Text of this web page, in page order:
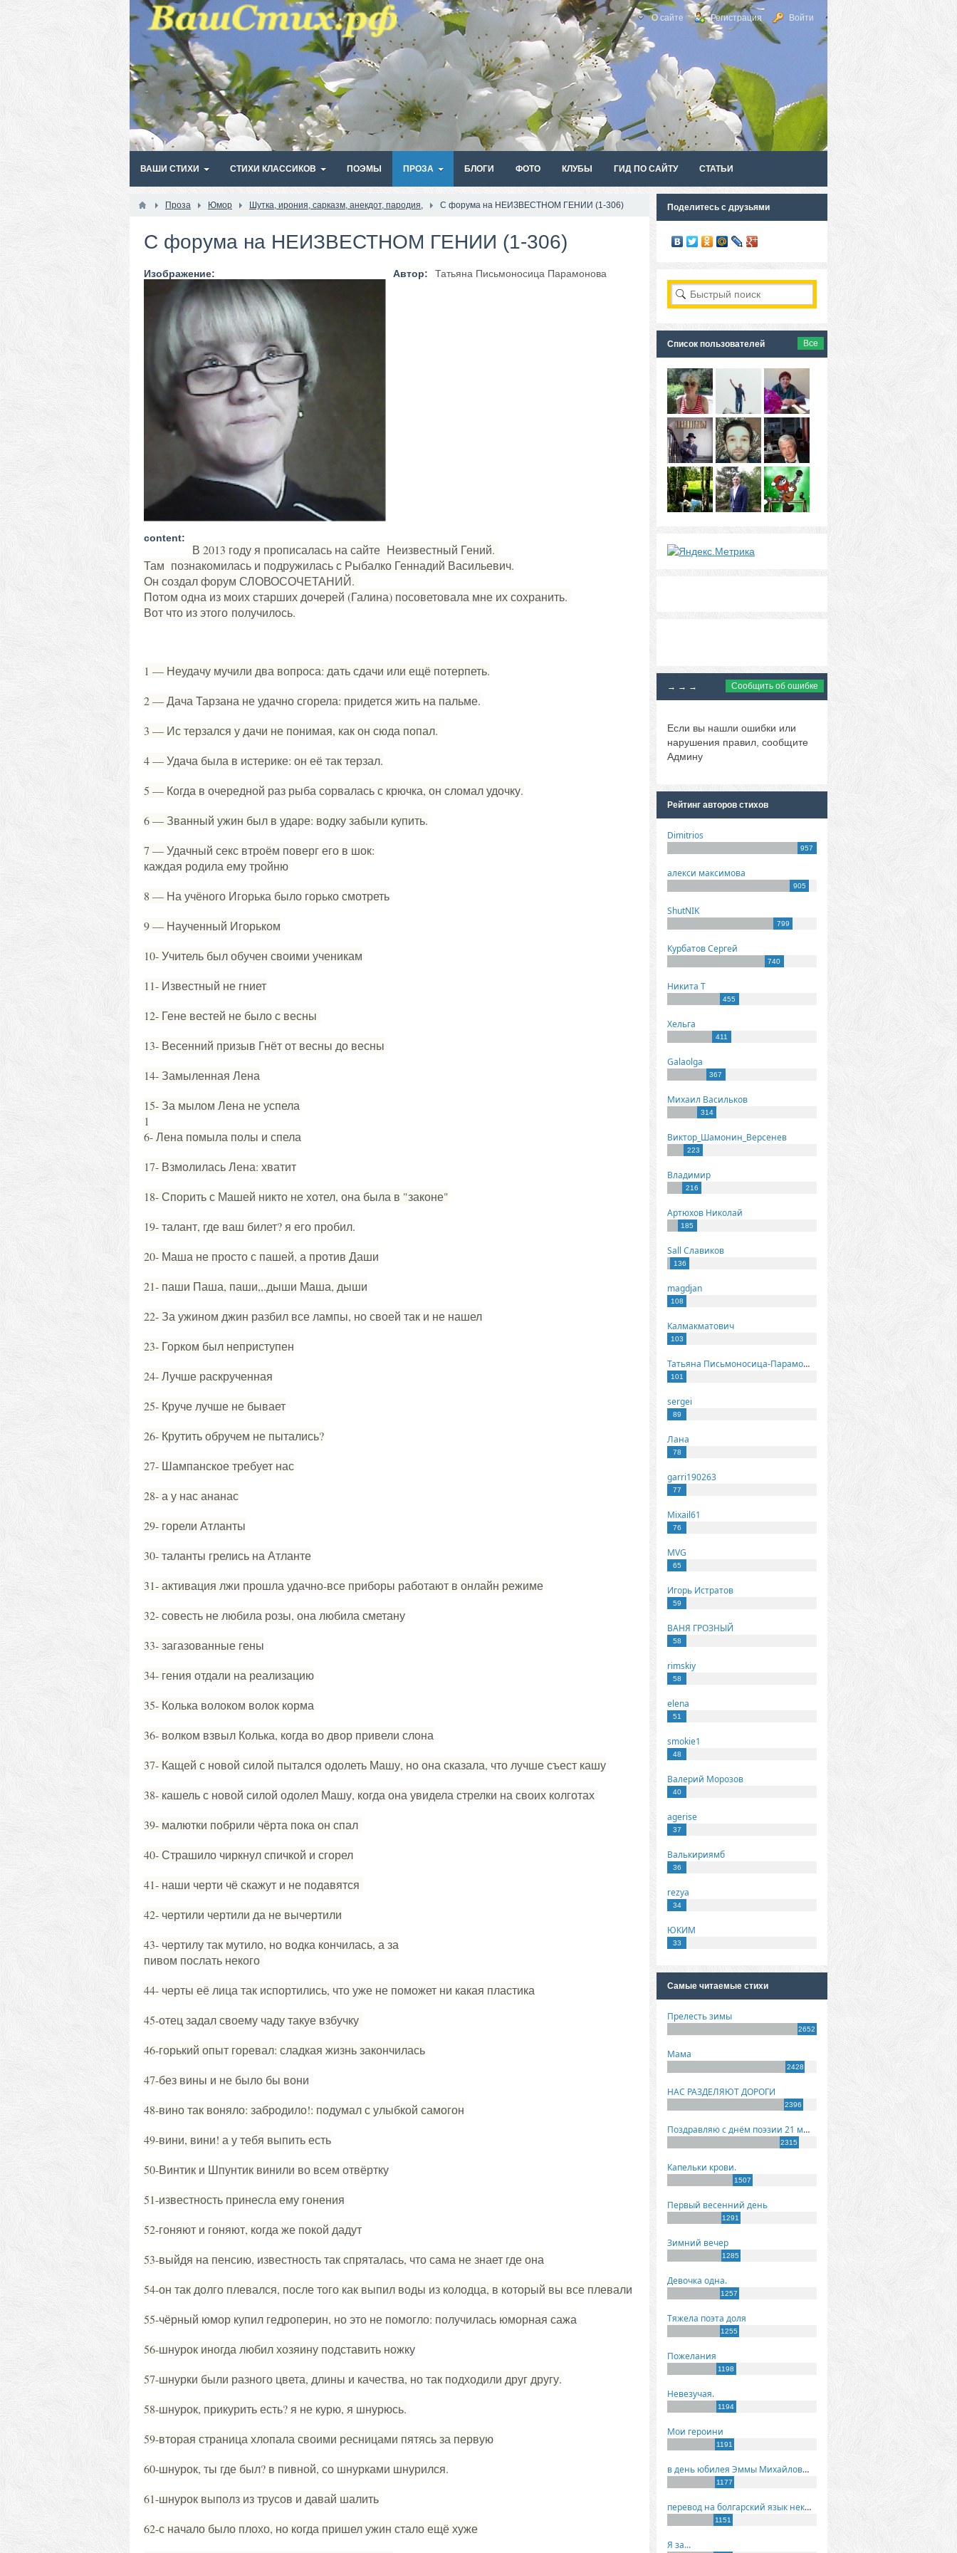
О сайте Регистрация Войти
ВАШИ СТИХИ СТИХИ КЛАССИКОВ ПОЭМЫ ПРОЗА БЛОГИ ФОТО КЛУБЫ ГИД ПО САЙТУ СТАТЬИ
Проза Юмор Шутка, ирония, сарказм, анекдот, пародия, С форума на НЕИЗВЕСТНОМ ГЕНИИ (1-306)
С форума на НЕИЗВЕСТНОМ ГЕНИИ (1-306)
Изображение: Автор: Татьяна Письмоносица Парамонова
content:
В 2013 году я прописалась на сайте Неизвестный Гений.
Там познакомилась и подружилась с Рыбалко Геннадий Васильевич.
Он создал форум СЛОВОСОЧЕТАНИЙ.
Потом одна из моих старших дочерей (Галина) посоветовала мне их сохранить.
Вот что из этого получилось.
1 — Неудачу мучили два вопроса: дать сдачи или ещё потерпеть.
2 — Дача Тарзана не удачно сгорела: придется жить на пальме.
3 — Ис терзался у дачи не понимая, как он сюда попал.
4 — Удача была в истерике: он её так терзал.
5 — Когда в очередной раз рыба сорвалась с крючка, он сломал удочку.
6 — Званный ужин был в ударе: водку забыли купить.
7 — Удачный секс втроём поверг его в шок:
каждая родила ему тройню
8 — На учёного Игорька было горько смотреть
9 — Наученный Игорьком
10- Учитель был обучен своими ученикам
11- Известный не гниет
12- Гене вестей не было с весны
13- Весенний призыв Гнёт от весны до весны
14- Замыленная Лена
15- За мылом Лена не успела
1
6- Лена помыла полы и спела
17- Взмолилась Лена: хватит
18- Спорить с Машей никто не хотел, она была в "законе"
19- талант, где ваш билет? я его пробил.
20- Маша не просто с пашей, а против Даши
21- паши Паша, паши,,.дыши Маша, дыши
22- За ужином джин разбил все лампы, но своей так и не нашел
23- Горком был неприступен
24- Лучше раскрученная
25- Круче лучше не бывает
26- Крутить обручем не пытались?
27- Шампанское требует нас
28- а у нас ананас
29- горели Атланты
30- таланты грелись на Атланте
31- активация лжи прошла удачно-все приборы работают в онлайн режиме
32- совесть не любила розы, она любила сметану
33- загазованные гены
34- гения отдали на реализацию
35- Колька волоком волок корма
36- волком взвыл Колька, когда во двор привели слона
37- Кащей с новой силой пытался одолеть Машу, но она сказала, что лучше съест кашу
38- кашель с новой силой одолел Машу, когда она увидела стрелки на своих колготах
39- малютки побрили чёрта пока он спал
40- Страшило чиркнул спичкой и сгорел
41- наши черти чё скажут и не подавятся
42- чертили чертили да не вычертили
43- чертилу так мутило, но водка кончилась, а за
пивом послать некого
44- черты её лица так испортились, что уже не поможет ни какая пластика
45-отец задал своему чаду такуе взбучку
46-горький опыт горевал: сладкая жизнь закончилась
47-без вины и не было бы вони
48-вино так воняло: забродило!: подумал с улыбкой самогон
49-вини, вини! а у тебя выпить есть
50-Винтик и Шпунтик винили во всем отвёртку
51-известность принесла ему гонения
52-гоняют и гоняют, когда же покой дадут
53-выйдя на пенсию, известность так спряталась, что сама не знает где она
54-он так долго плевался, после того как выпил воды из колодца, в который вы все плевали
55-чёрный юмор купил гедроперин, но это не помогло: получилась юморная сажа
56-шнурок иногда любил хозяину подставить ножку
57-шнурки были разного цвета, длины и качества, но так подходили друг другу.
58-шнурок, прикурить есть? я не курю, я шнурюсь.
59-вторая страница хлопала своими ресницами пятясь за первую
60-шнурок, ты где был? в пивной, со шнурками шнурился.
61-шнурок выполз из трусов и давай шалить
62-с начало было плохо, но когда пришел ужин стало ещё хуже
Поделитесь с друзьями
Список пользователей Все
→ → → Сообщить об ошибке
Если вы нашли ошибки или
нарушения правил, сообщите
Админу
Рейтинг авторов стихов
Dimitrios
957
алекси максимова
905
ShutNIK
799
Курбатов Сергей
740
Никита Т
455
Хельга
411
Galaolga
367
Михаил Васильков
314
Виктор_Шамонин_Версенев
223
Владимир
216
Артюхов Николай
185
Sall Славиков
136
magdjan
108
Калмакматович
103
Татьяна Письмоносица-Парамонова
101
sergei
89
Лана
78
garri190263
77
Mixail61
76
MVG
65
Игорь Истратов
59
ВАНЯ ГРОЗНЫЙ
58
rimskiy
58
elena
51
smokie1
48
Валерий Морозов
40
agerise
37
Валькириямб
36
rezya
34
ЮКИМ
33
Самые читаемые стихи
Прелесть зимы
2652
Мама
2428
НАС РАЗДЕЛЯЮТ ДОРОГИ
2396
Поздравляю с днём поэзии 21 марта!
2315
Капельки крови.
1507
Первый весенний день
1291
Зимний вечер
1285
Девочка одна.
1257
Тяжела поэта доля
1255
Пожелания
1198
Невезучая.
1194
Мои героини
1191
в день юбилея Эммы Михайловны Киселевой
1177
перевод на болгарский язык некоторых моих стихов
1151
Я за...